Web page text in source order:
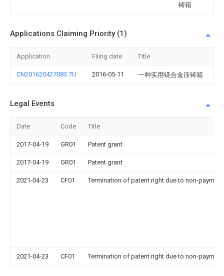
铸箱
Applications Claiming Priority (1)
Application Filing date Title
CN201620427083.7U 2016-05-11 一种实用镁合金压铸箱
Legal Events
Date Code Title
2017-04-19 GR01 Patent grant
2017-04-19 GR01 Patent grant
2021-04-23 CF01 Termination of patent right due to non-
2021-04-23 CF01 Termination of patent right due to non-